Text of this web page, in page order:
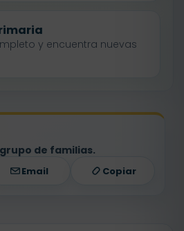
y encuentra nuevas
de familias.
Email Copiar